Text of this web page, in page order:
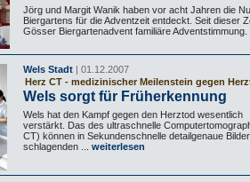
Jörg und Margit Wanik haben vor acht Jahren die
Biergartens für die Adventzeit entdeckt. Seit dieser
Gösser Biergartenadvent familiäre Adventstimmung.
Wels Stadt | 01.12.2007
Herz CT - medizinischer Meilenstein gegen
Wels sorgt für Früherkennung
Wels hat den Kampf gegen den Herztod wesentlich
verstärkt. Das des ultraschnelle
CT) können in Sekundenschnelle detailgenaue
schlagenden ...
weiterlesen